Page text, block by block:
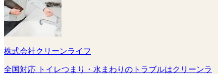
株式会社クリーンライフ
全国対応 トイレつまり・水まわりのトラブルはクリーンラ